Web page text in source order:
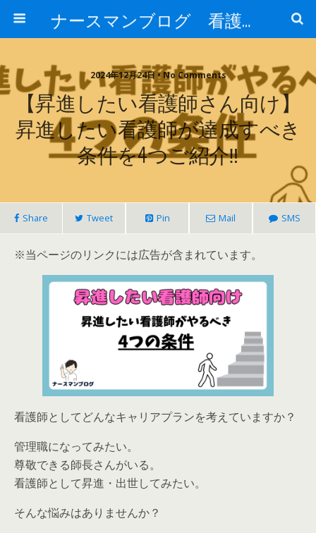
ナースマンブログ 看護に関わるすべての方へ
2024年12月24日 • No Comments
【昇進したい看護師さん向け】
昇進したい看護師が達成すべき
条件を4つご紹介‼
Share Tweet Pin Mail SMS
※当ページのリンクには広告が含まれています。
看護師としてどんなキャリアプランを考えていますか？
管理職になってみたい。
尊敬できる師長さんがいる。
看護師として昇進・出世してみたい。
そんな悩みはありませんか？